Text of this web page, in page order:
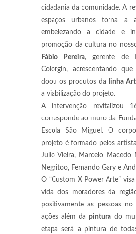
cidadania da comunidade. A
espaços urbanos torna a
embelezando a cidade e
promoção da cultura no nosso
Fábio Pereira, gerente de
Colorgin, acrescentando
doou os produtos da
linha
a viabilização do projeto.
A intervenção revitalizou
corresponde ao muro da
Escola São Miguel. O
projeto é formado pelos
Julio Vieira, Marcelo Macedo
Negritoo, Fernando Gary e
O “Custom X Power Arte”
vida dos moradores da
positivamente as pessoas
ações além dapintura do
etapa será a pintura de